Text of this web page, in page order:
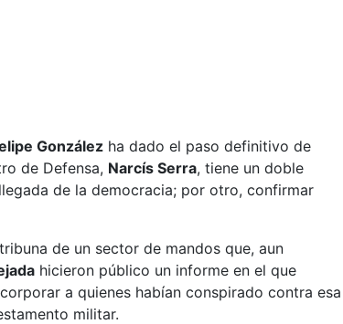
González ha dado el paso definitivo de
de Defensa, Narcís Serra, tiene un doble
de la democracia; por otro, confirmar
de un sector de mandos que, aun
hicieron público un informe en el que
a quienes habían conspirado contra esa
militar.